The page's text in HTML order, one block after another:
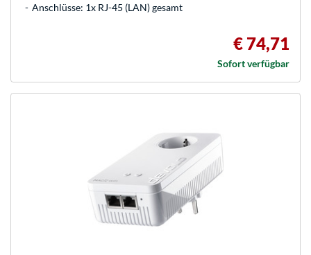
Anschlüsse: 1x RJ-45 (LAN) gesamt
€ 74,71
Sofort verfügbar